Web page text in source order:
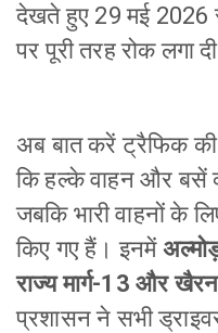
देखते हुए 29 मई
पर पूरी तरह रोक लगा
अब बात करें ट्रैफिक
कि हल्के वाहन और बसें
जबकि भारी वाहनों के
किए गए हैं। इनमें
राज्य मार्ग-13 और
प्रशासन ने सभी